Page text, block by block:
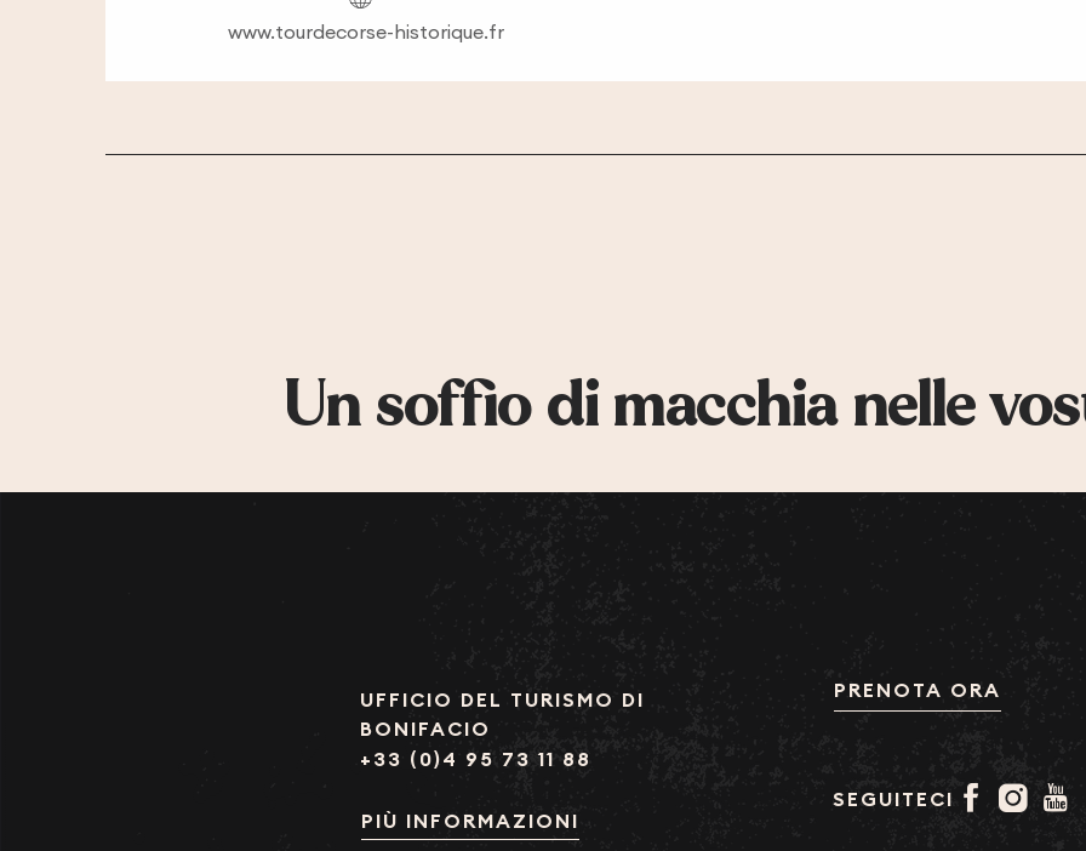
www.tourdecorse-historique.fr
Un soffio di macchia nelle
UFFICIO DEL TURISMO DI
BONIFACIO
+33 (0)4 95 73 11 88
PIÙ INFORMAZIONI
SEGUITECI
PRENOTA ORA